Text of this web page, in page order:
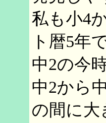
私も小4
ト暦5年
中2の今
中2から
の間に大